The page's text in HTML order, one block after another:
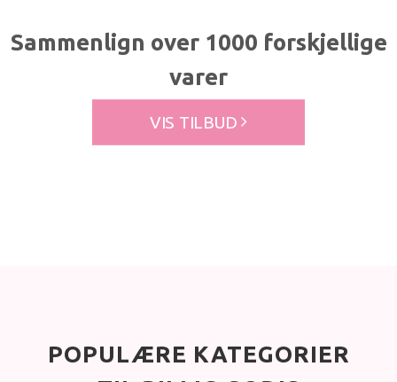
Sammenlign over 1000 forskjellige
varer
VIS TILBUD
POPULÆRE KATEGORIER